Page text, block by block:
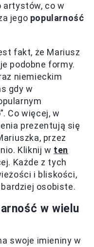
artystów, co w
jego popularność
fakt, że Mariusz
podobne formy.
niemieckim
gdy w
Co więcej, w
prezentują się
przez
Kliknij w ten
Każde z tych
i bliskości,
osobiste.
w wielu
swoje imieniny w